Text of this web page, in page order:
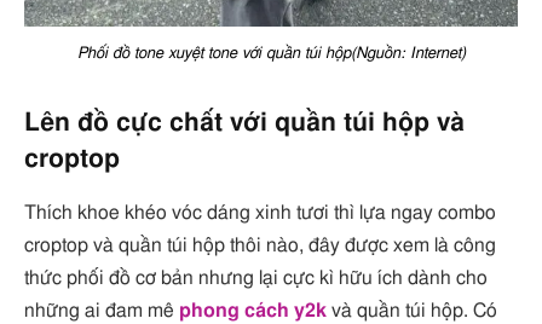
Phối đồ tone xuyệt tone với quần túi hộp(Nguồn: Internet)
Lên đồ cực chất với quần túi hộp và
croptop
Thích khoe khéo vóc dáng xinh tươi thì lựa ngay combo
croptop và quần túi hộp thôi nào, đây được xem là công
thức phối đồ cơ bản nhưng lại cực kì hữu ích dành cho
những ai đam mê phong cách y2k và quần túi hộp. Có